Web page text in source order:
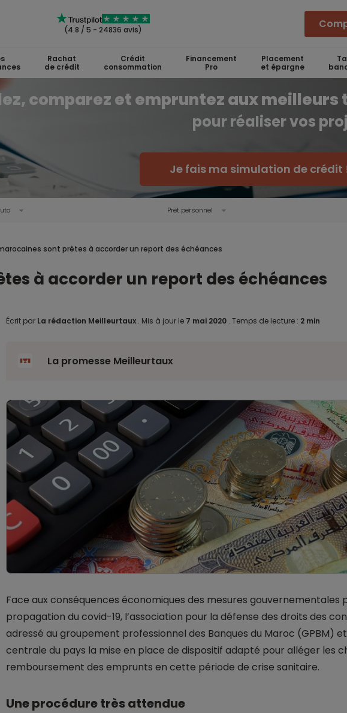
(4.8 / 5 - 24836 avis)
Rachat
de crédit
Crédit
consommation
Financement
Pro
Placement
et épargne
comparez et empruntez aux meilleurs
pour réaliser vos
Je fais ma simulation de crédit
Prêt personnel
sont prêtes à accorder un report des échéances
à accorder un report des échéances
Écrit par La rédaction Meilleurtaux . Mis à jour le 7 mai 2020 . Temps de lecture : 2 min
La promesse Meilleurtaux
Face aux conséquences économiques des mesures
propagation du covid-19, l’association pour la défense des droits des
adressé au groupement professionnel des Banques du Maroc (GPBM)
centrale du pays la mise en place de dispositif adapté pour alléger les
remboursement des emprunts en cette période de crise sanitaire.
Une procédure très attendue